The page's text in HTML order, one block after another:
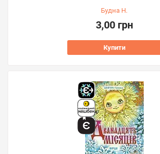
Будна Н.
3,00 грн
Купити